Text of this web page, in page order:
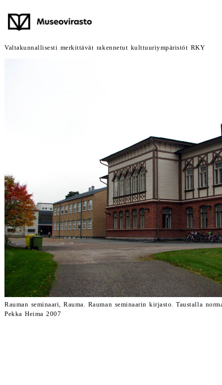
Valtakunnallisesti merkittävät rakennetut kulttuuriympäristöt RKY
Rauman seminaari, Rauma. Rauman seminaarin kirjasto. Taustalla
Pekka Heima 2007